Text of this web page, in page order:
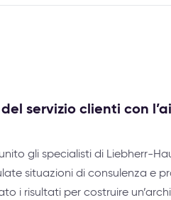
servizio clienti con
gli specialisti di Liebherr-
situazioni di consulenza e
i risultati per costruire